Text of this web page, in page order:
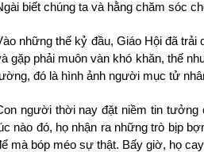
biết chúng ta và hằng chăm sóc
những thế kỷ đầu, Giáo Hội đã
gặp phải muôn vàn khó khăn, thế
đó là hình ảnh người mục tử
người thời nay đặt niềm tin tưởng
nào đó, họ nhận ra những trò bịp
mà bóp méo sự thật. Bấy giờ, họ